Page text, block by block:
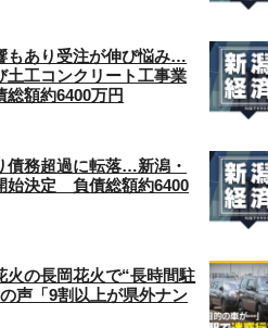
もあり受注が伸び悩み…
土工コンクリート工事業
額約6400万円
債務超過に転落…新潟・
始決定 負債総額約6400
火の長岡花火で“長時間駐
声「9割以上が県外ナン